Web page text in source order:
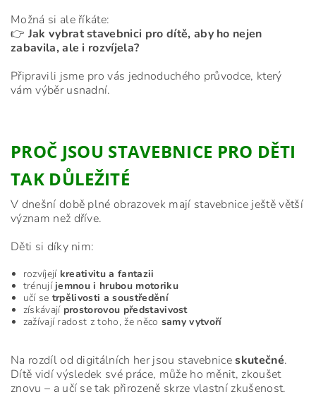
Možná si ale říkáte:
👉 Jak vybrat stavebnici pro dítě, aby ho nejen
zabavila, ale i rozvíjela?
Připravili jsme pro vás jednoduchého průvodce, který
vám výběr usnadní.
PROČ JSOU STAVEBNICE PRO DĚTI
TAK DŮLEŽITÉ
V dnešní době plné obrazovek mají stavebnice ještě větší
význam než dříve.
Děti si díky nim:
rozvíjejí kreativitu a fantazii
trénují jemnou i hrubou motoriku
učí se trpělivosti a soustředění
získávají prostorovou představivost
zažívají radost z toho, že něco samy vytvoří
Na rozdíl od digitálních her jsou stavebniceskutečné.
Dítě vidí výsledek své práce, může ho měnit, zkoušet
znovu – a učí se tak přirozeně skrze vlastní zkušenost.